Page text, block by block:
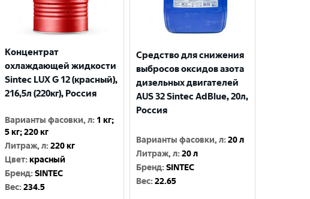
Концентрат
охлаждающей жидкости
Sintec LUX G 12 (красный),
216,5л (220кг), Россия
Варианты фасовки, л: 1 кг;
5 кг; 220 кг
Литраж, л:220 кг
Цвет:красный
Бренд:SINTEC
Вес:234.5
Средство для снижения
выбросов оксидов азота
дизельных двигателей
AUS 32 Sintec AdBlue, 20л,
Россия
Варианты фасовки, л:20 л
Литраж, л:20 л
Бренд:SINTEC
Вес:22.65